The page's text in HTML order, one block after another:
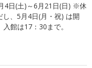
4日(土)～6月21日(日) ※休
、5月4日(月・祝) は開
館は17：30まで。